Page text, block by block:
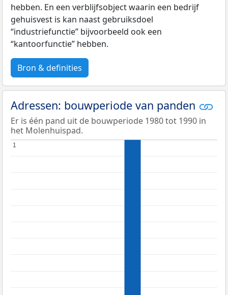
hebben. En een verblijfsobject waarin een bedrijf
gehuisvest is kan naast gebruiksdoel
“industriefunctie” bijvoorbeeld ook een
“kantoorfunctie” hebben.
Bron & definities
Adressen: bouwperiode van panden
Er is één pand uit de bouwperiode 1980 tot 1990 in
het Molenhuispad.
1
1